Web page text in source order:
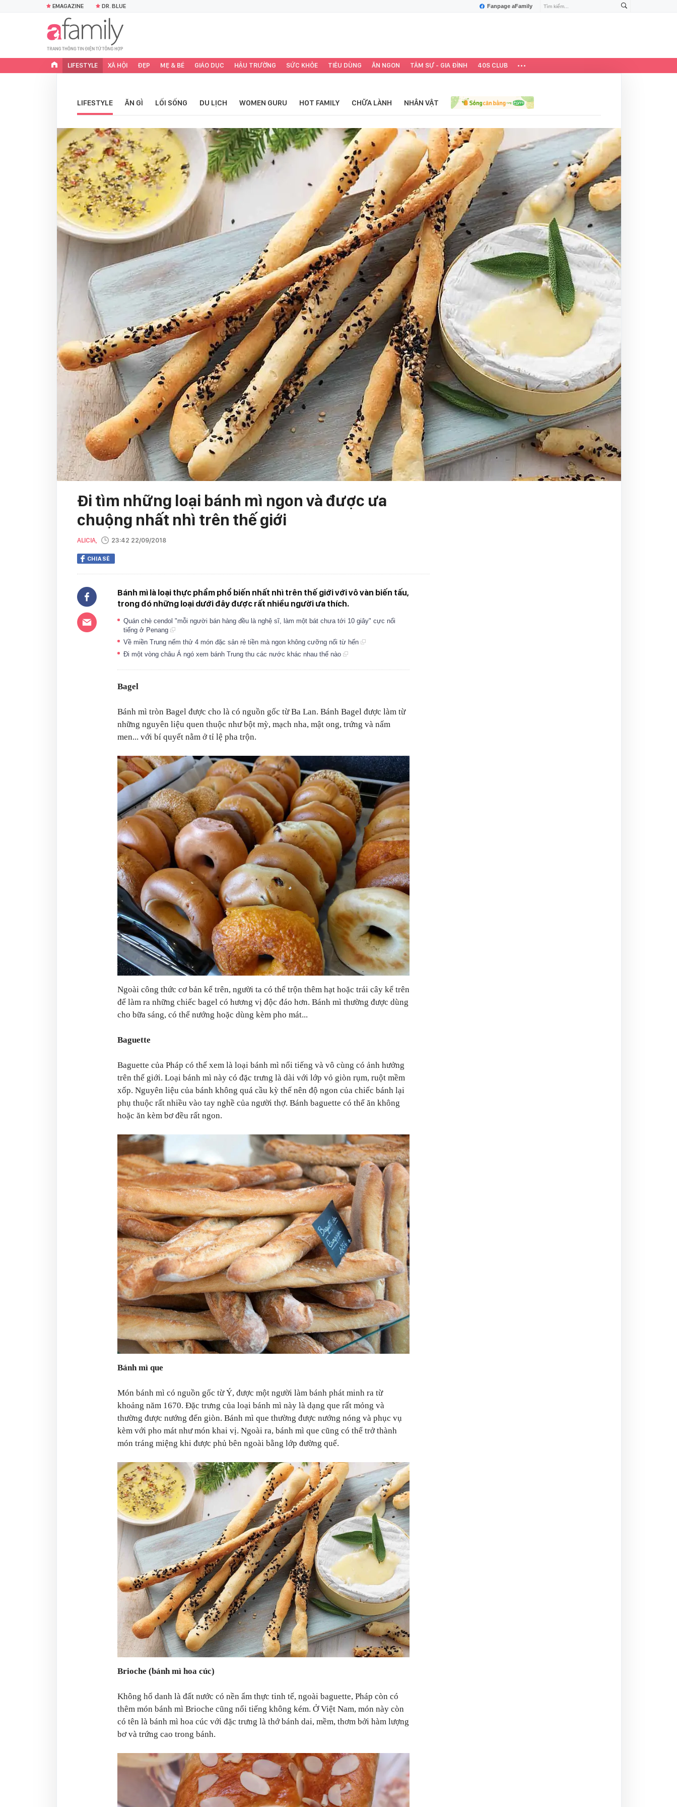
Fanpage aFamily
EMAGAZINE DR. BLUE
LIFESTYLE XÃ HỘI ĐẸP MẸ & BÉ GIÁO DỤC HẬU TRƯỜNG SỨC KHỎE TIÊU DÙNG ĂN NGON TÂM SỰ - GIA ĐÌNH 40S CLUB
LIFESTYLE ĂN GÌ LỐI SỐNG DU LỊCH WOMEN GURU HOT FAMILY CHỮA LÀNH NHÂN VẬT
Đi tìm những loại bánh mì ngon và được ưa
chuộng nhất nhì trên thế giới
ALICIA, 23:42 22/09/2018
CHIA SẺ
Bánh mì là loại thực phẩm phổ biến nhất nhì trên thế giới với vô vàn biến tấu,
trong đó những loại dưới đây được rất nhiều người ưa thích.
Quán chè cendol "mỗi người bán hàng đều là nghệ sĩ, làm một bát chưa tới 10 giây" cực nổi
tiếng ở Penang
Về miền Trung nếm thử 4 món đặc sản rẻ tiền mà ngon không cưỡng nổi từ hến
Đi một vòng châu Á ngó xem bánh Trung thu các nước khác nhau thế nào
Bagel
Bánh mì tròn Bagel được cho là có nguồn gốc từ Ba Lan. Bánh Bagel được làm từ
những nguyên liệu quen thuộc như bột mỳ, mạch nha, mật ong, trứng và nấm
men... với bí quyết nằm ở tỉ lệ pha trộn.
Ngoài công thức cơ bản kể trên, người ta có thể trộn thêm hạt hoặc trái cây kể trên
để làm ra những chiếc bagel có hương vị độc đáo hơn. Bánh mì thường được dùng
cho bữa sáng, có thể nướng hoặc dùng kèm pho mát...
Baguette
Baguette của Pháp có thể xem là loại bánh mì nổi tiếng và vô cùng có ảnh hưởng
trên thế giới. Loại bánh mì này có đặc trưng là dài với lớp vỏ giòn rụm, ruột mềm
xốp. Nguyên liệu của bánh không quá cầu kỳ thế nên độ ngon của chiếc bánh lại
phụ thuộc rất nhiều vào tay nghề của người thợ. Bánh baguette có thể ăn không
hoặc ăn kèm bơ đều rất ngon.
Bánh mì que
Món bánh mì có nguồn gốc từ Ý, được một người làm bánh phát minh ra từ
khoảng năm 1670. Đặc trưng của loại bánh mì này là dạng que rất mỏng và
thường được nướng đến giòn. Bánh mì que thường được nướng nóng và phục vụ
kèm với pho mát như món khai vị. Ngoài ra, bánh mì que cũng có thể trở thành
món tráng miệng khi được phủ bên ngoài bằng lớp đường quế.
Brioche (bánh mì hoa cúc)
Không hổ danh là đất nước có nền ẩm thực tinh tế, ngoài baguette, Pháp còn có
thêm món bánh mì Brioche cũng nổi tiếng không kém. Ở Việt Nam, món này còn
có tên là bánh mì hoa cúc với đặc trưng là thớ bánh dai, mềm, thơm bởi hàm lượng
bơ và trứng cao trong bánh.